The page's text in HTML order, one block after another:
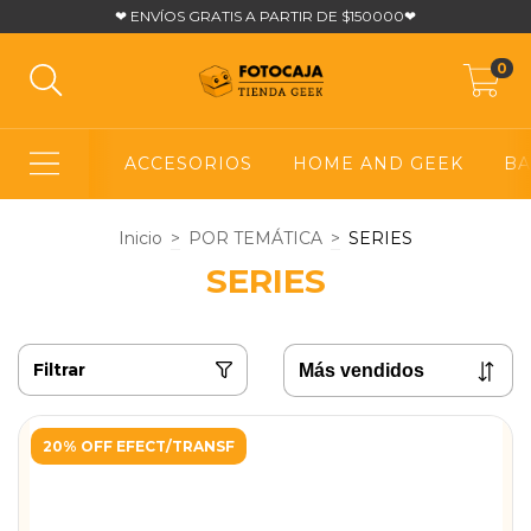
❤ ENVÍOS GRATIS A PARTIR DE $150000❤
0
ACCESORIOS HOME AND GEEK
Inicio > POR TEMÁTICA > SERIES
SERIES
Filtrar
20% OFF EFECT/TRANSF